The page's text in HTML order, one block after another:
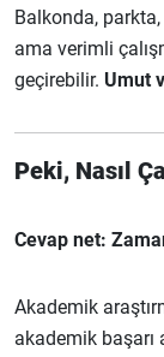
Balkonda,
ama verimli
geçirebilir. Umut
Peki, Nasıl
Cevap net:
Akademik
akademik başarı